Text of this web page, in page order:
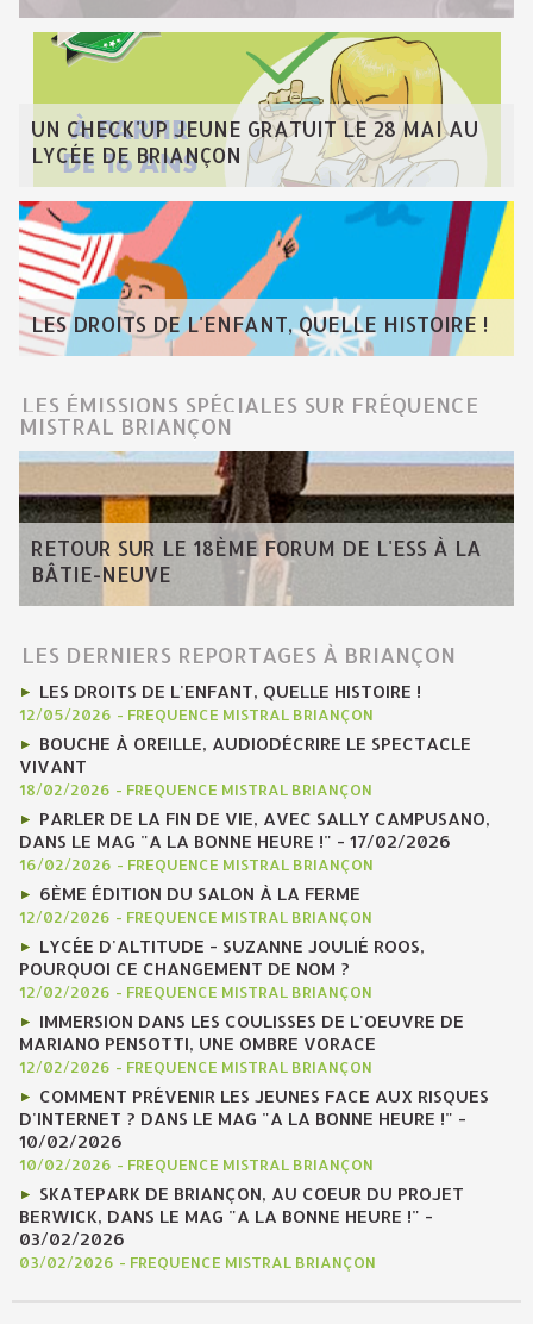
UN CHECK'UP JEUNE GRATUIT LE 28 MAI AU
LYCÉE DE BRIANÇON
LES DROITS DE L'ENFANT, QUELLE HISTOIRE !
LES ÉMISSIONS SPÉCIALES SUR FRÉQUENCE
MISTRAL BRIANÇON
RETOUR SUR LE 18ÈME FORUM DE L'ESS À LA
BÂTIE-NEUVE
LES DERNIERS REPORTAGES À BRIANÇON
LES DROITS DE L'ENFANT, QUELLE HISTOIRE !
12/05/2026 - FREQUENCE MISTRAL BRIANÇON
BOUCHE À OREILLE, AUDIODÉCRIRE LE SPECTACLE
VIVANT
18/02/2026 - FREQUENCE MISTRAL BRIANÇON
PARLER DE LA FIN DE VIE, AVEC SALLY CAMPUSANO,
DANS LE MAG "A LA BONNE HEURE !" - 17/02/2026
16/02/2026 - FREQUENCE MISTRAL BRIANÇON
6ÈME ÉDITION DU SALON À LA FERME
12/02/2026 - FREQUENCE MISTRAL BRIANÇON
LYCÉE D'ALTITUDE - SUZANNE JOULIÉ ROOS,
POURQUOI CE CHANGEMENT DE NOM ?
12/02/2026 - FREQUENCE MISTRAL BRIANÇON
IMMERSION DANS LES COULISSES DE L'OEUVRE DE
MARIANO PENSOTTI, UNE OMBRE VORACE
12/02/2026 - FREQUENCE MISTRAL BRIANÇON
COMMENT PRÉVENIR LES JEUNES FACE AUX RISQUES
D'INTERNET ? DANS LE MAG "A LA BONNE HEURE !" -
10/02/2026
10/02/2026 - FREQUENCE MISTRAL BRIANÇON
SKATEPARK DE BRIANÇON, AU COEUR DU PROJET
BERWICK, DANS LE MAG "A LA BONNE HEURE !" -
03/02/2026
03/02/2026 - FREQUENCE MISTRAL BRIANÇON